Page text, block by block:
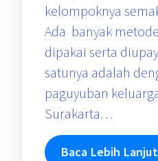
kelompoknya
Ada banyak
dipakai serta
satunya adalah
paguyuban
Surakarta…
Baca Lebih Lanjut